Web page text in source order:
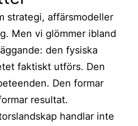
strategi, affärsmodeller
Men vi glömmer ibland
den fysiska
faktiskt utförs. Den
Den formar
resultat.
handlar inte